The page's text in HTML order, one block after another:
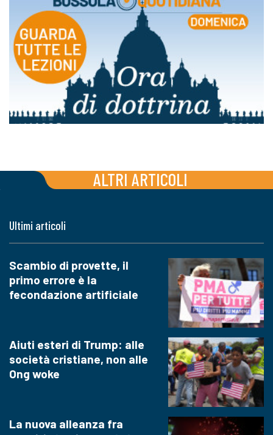
ALTRI ARTICOLI
Ultimi articoli
Scambio di provette, il
primo errore è la
fecondazione artificiale
Aiuti esteri di Trump: alle
società cristiane, non alle
Ong woke
La nuova alleanza fra